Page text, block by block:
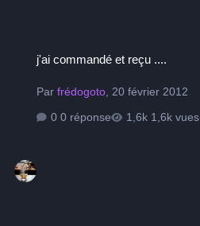
j'ai commandé et reçu ....
Parfrédogoto,20 février 2012
0 réponse
1,6k vues